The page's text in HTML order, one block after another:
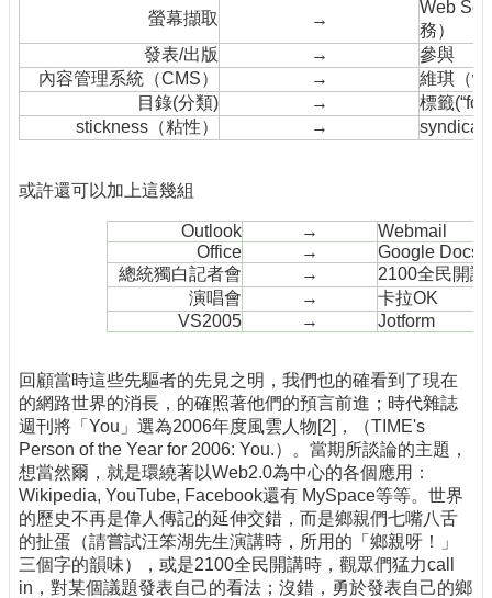
螢幕擷取 →
Web
務）
發表/出版
→
參與
內容管理系統（CMS）
→
維琪（
目錄(分類)
→
標籤
stickness（粘性）
→
或許還可以加上這幾組
Outlook →
Webmail
Office
→
Google Docs
總統獨白記者會
→
2100全民開講
演唱會
→
卡拉OK
VS2005
→ Jotform
回顧當時這些先驅者的先見之明，我們也的確看到了現在
的網路世界的消長，的確照著他們的預言前進；時代雜誌
週刊將「You」選為2006年度風雲人物[2]，（TIME's
Person of the Year for 2006: You.）。當期所談論的主題，
想當然爾，就是環繞著以Web2.0為中心的各個應用：
Wikipedia, YouTube, Facebook還有 MySpace等等。世界
的歷史不再是偉人傳記的延伸交錯，而是鄉親們七嘴八舌
的扯蛋（請嘗試汪笨湖先生演講時，所用的「鄉親呀！」
三個字的韻味），或是2100全民開講時，觀眾們猛力call
in，對某個議題發表自己的看法；沒錯，勇於發表自己的鄉